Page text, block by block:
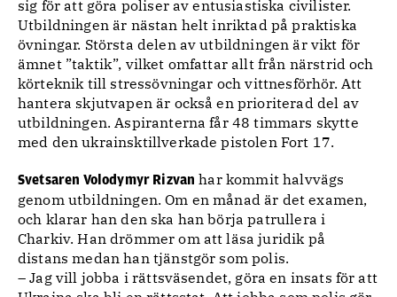
sig för att göra poliser av entusiastiska civilister.
Utbildningen är nästan helt inriktad på praktiska
övningar. Största delen av utbildningen är vikt för
ämnet ”taktik”, vilket omfattar allt från närstrid och
körteknik till stressövningar och vittnesförhör. Att
hantera skjutvapen är också en prioriterad del av
utbildningen. Aspiranterna får 48 timmars skytte
med den ukrainsktillverkade pistolen Fort 17.
Svetsaren Volodymyr Rizvan har kommit halvvägs
genom utbildningen. Om en månad är det examen,
och klarar han den ska han börja patrullera i
Charkiv. Han drömmer om att läsa juridik på
distans medan han tjänstgör som polis.
– Jag vill jobba i rättsväsendet, göra en insats för att